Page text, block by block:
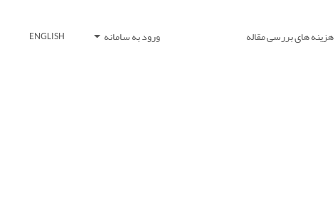
هزینه های بررسی مقاله ورود به سامانه ENGLISH